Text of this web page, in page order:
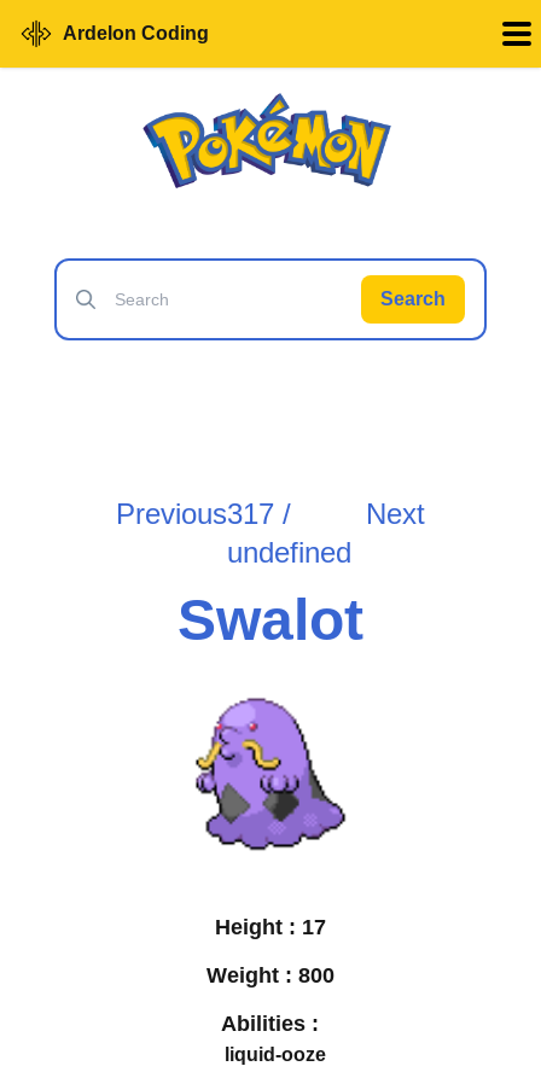
Ardelon Coding
Search
Previous317 /
undefined
Next
Swalot
Height : 17
Weight : 800
Abilities :
liquid-ooze